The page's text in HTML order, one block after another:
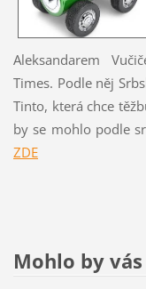
Aleksandarem
Times. Podle něj
Tinto, která chce
by se mohlo podle
ZDE
Mohlo by